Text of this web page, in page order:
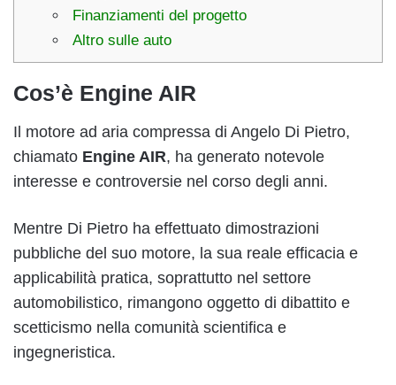
Finanziamenti del progetto
Altro sulle auto
Cos’è Engine AIR
Il motore ad aria compressa di Angelo Di Pietro,
chiamato Engine AIR, ha generato notevole
interesse e controversie nel corso degli anni.
Mentre Di Pietro ha effettuato dimostrazioni
pubbliche del suo motore, la sua reale efficacia e
applicabilità pratica, soprattutto nel settore
automobilistico, rimangono oggetto di dibattito e
scetticismo nella comunità scientifica e
ingegneristica.